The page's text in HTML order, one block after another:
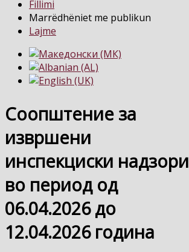
Fillimi
Marrëdhëniet me publikun
Lajme
Соопштение за
извршени
инспекциски надзори
во период од
06.04.2026 до
12.04.2026 година